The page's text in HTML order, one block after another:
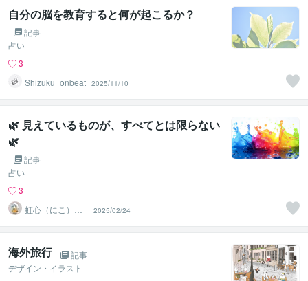
自分の脳を教育すると何が起こるか？
記事
占い
3
Shizuku_onbeat 2025/11/10
🌿 見えているものが、すべてとは限らない
🌿
記事
占い
3
虹心（にこ）＠
香りと愛の導き
鑑定師
2025/02/24
海外旅行
記事
デザイン・イラスト